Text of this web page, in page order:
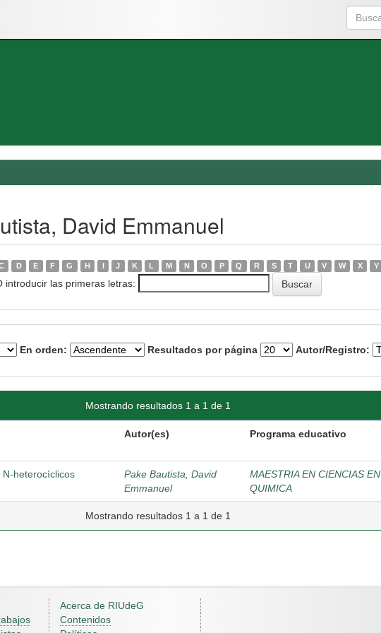
David Emmanuel
D E F G H I J K L M N O P Q R S T U V W X Y
introducir las primeras letras:
En orden: Resultados por página Autor/Registro:
Mostrando resultados 1 a 1 de 1
Autor(es) Programa educativo
heterocíclicos
Pake Bautista, David
Emmanuel
MAESTRIA EN CIENCIAS EN
QUIMICA
Mostrando resultados 1 a 1 de 1
Acerca de RIUdeG
Contenidos